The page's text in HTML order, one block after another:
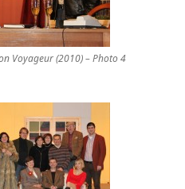
Voyageur (2010) – Photo 4